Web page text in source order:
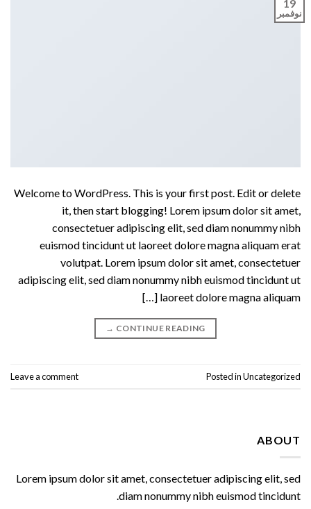
19
نوفمبر
Welcome to WordPress. This is your first post. Edit or delete
it, then start blogging! Lorem ipsum dolor sit amet,
consectetuer adipiscing elit, sed diam nonummy nibh
euismod tincidunt ut laoreet dolore magna aliquam erat
volutpat. Lorem ipsum dolor sit amet, consectetuer
adipiscing elit, sed diam nonummy nibh euismod tincidunt ut
laoreet dolore magna aliquam […]
CONTINUE READING
→
Posted inUncategorized
Leave a comment
ABOUT
Lorem ipsum dolor sit amet, consectetuer adipiscing elit, sed
diam nonummy nibh euismod tincidunt.